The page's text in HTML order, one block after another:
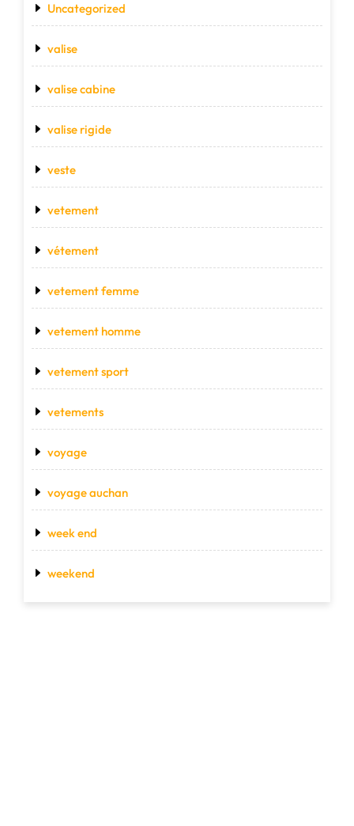
Uncategorized
valise
valise cabine
valise rigide
veste
vetement
vétement
vetement femme
vetement homme
vetement sport
vetements
voyage
voyage auchan
week end
weekend